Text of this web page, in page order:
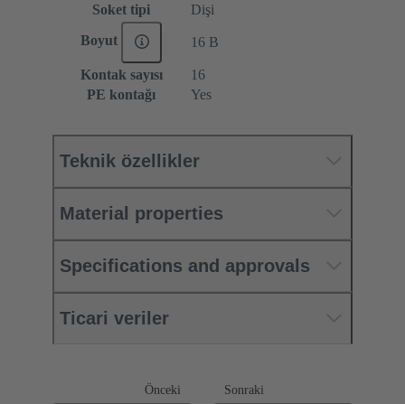
Soket tipi
Dişi
Boyut 16 B
Kontak sayısı
16
PE kontağı
Yes
Teknik özellikler
Material properties
Specifications and approvals
Ticari veriler
Önceki Sonraki